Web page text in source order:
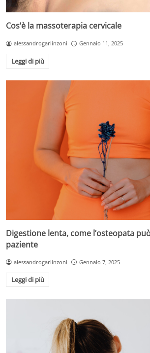
Cos’è la massoterapia cervicale
alessandrogarlinzoni Gennaio 11, 2025
Leggi di più
Digestione lenta, come l’osteopata
paziente
alessandrogarlinzoni Gennaio 7, 2025
Leggi di più